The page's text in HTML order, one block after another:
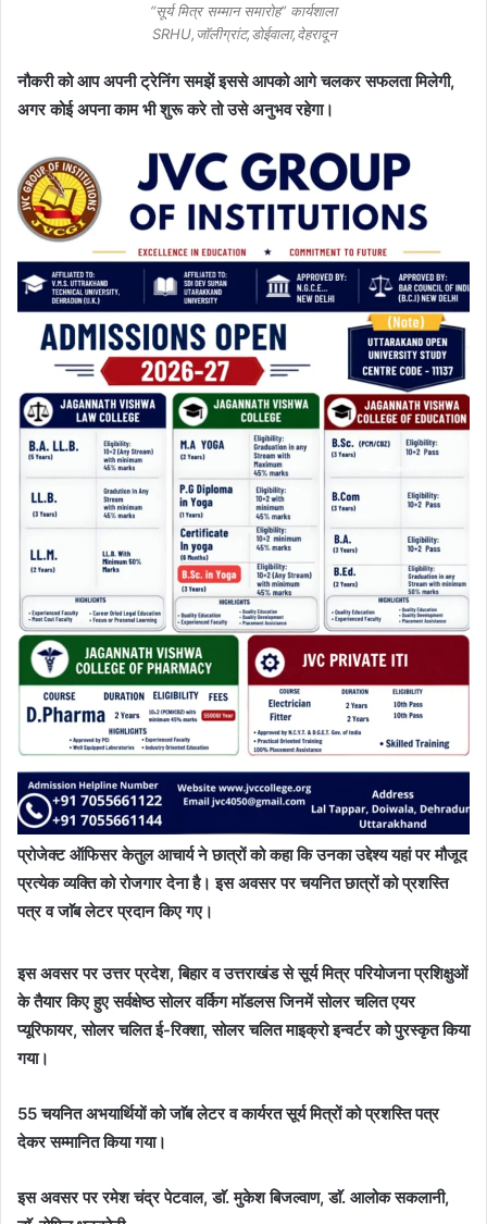
“सूर्य मित्र सम्मान समारोह” कार्यशाला
SRHU,जॉलीग्रांट,डोईवाला,देहरादून
नौकरी को आप अपनी ट्रेनिंग समझें इससे आपको आगे चलकर सफलता मिलेगी,
अगर कोई अपना काम भी शुरू करे तो उसे अनुभव रहेगा।
प्रोजेक्ट ऑफिसर केतुल आचार्य ने छात्रों को कहा कि उनका उद्देश्य यहां पर मौजूद
प्रत्येक व्यक्ति को रोजगार देना है। इस अवसर पर चयनित छात्रों को प्रशस्ति
पत्र व जाॅब लेटर प्रदान किए गए।
इस अवसर पर उत्तर प्रदेश, बिहार व उत्तराखंड से सूर्य मित्र परियोजना प्रशिक्षुओं
के तैयार किए हुए सर्वक्षेष्ठ सोलर वर्किग माॅडलस जिनमें सोलर चलित एयर
प्यूरिफायर, सोलर चलित ई-रिक्शा, सोलर चलित माइक्रो इन्वर्टर को पुरस्कृत किया
गया।
55 चयनित अभयार्थियों को जाॅब लेटर व कार्यरत सूर्य मित्रों को प्रशस्ति पत्र
देकर सम्मानित किया गया।
इस अवसर पर रमेश चंद्र पेटवाल, डाॅ. मुकेश बिजल्वाण, डाॅ. आलोक सकलानी,